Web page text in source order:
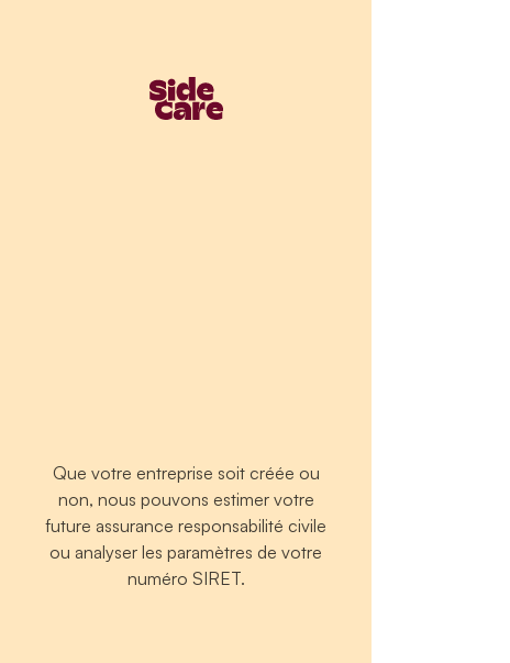
Que votre entreprise soit créée ou
non, nous pouvons estimer votre
future assurance responsabilité civile
ou analyser les paramètres de votre
numéro SIRET.